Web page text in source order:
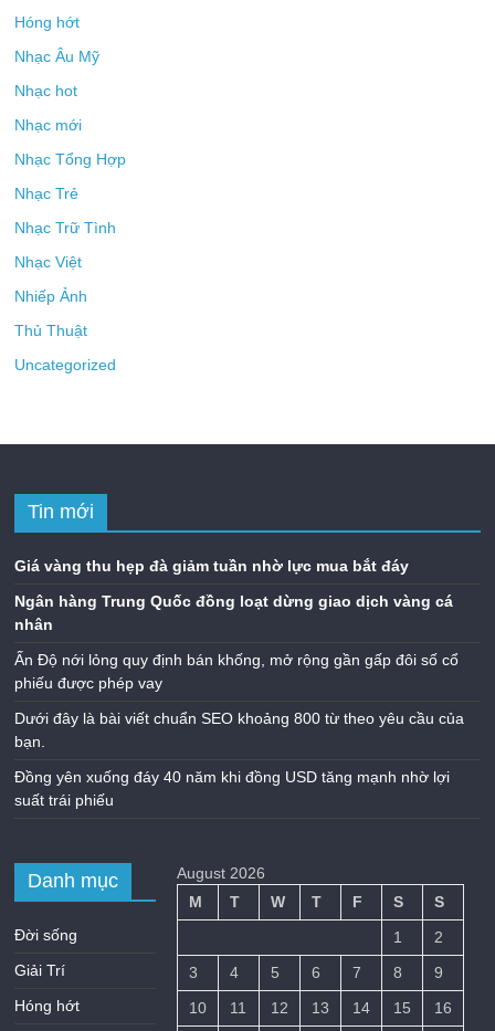
Hóng hớt
Nhạc Âu Mỹ
Nhạc hot
Nhạc mới
Nhạc Tổng Hợp
Nhạc Trẻ
Nhạc Trữ Tình
Nhạc Việt
Nhiếp Ảnh
Thủ Thuật
Uncategorized
Tin mới
Giá vàng thu hẹp đà giảm tuần nhờ lực mua bắt đáy
Ngân hàng Trung Quốc đồng loạt dừng giao dịch vàng cá
nhân
Ấn Độ nới lỏng quy định bán khống, mở rộng gần gấp đôi số cổ
phiếu được phép vay
Dưới đây là bài viết chuẩn SEO khoảng 800 từ theo yêu cầu của
bạn.
Đồng yên xuống đáy 40 năm khi đồng USD tăng mạnh nhờ lợi
suất trái phiếu
Danh mục
Đời sống
Giải Trí
Hóng hớt
August 2026
M
T W T F S
S
1
2
3
4 5 6 7 8
9
10
11 12 13 14 15 16